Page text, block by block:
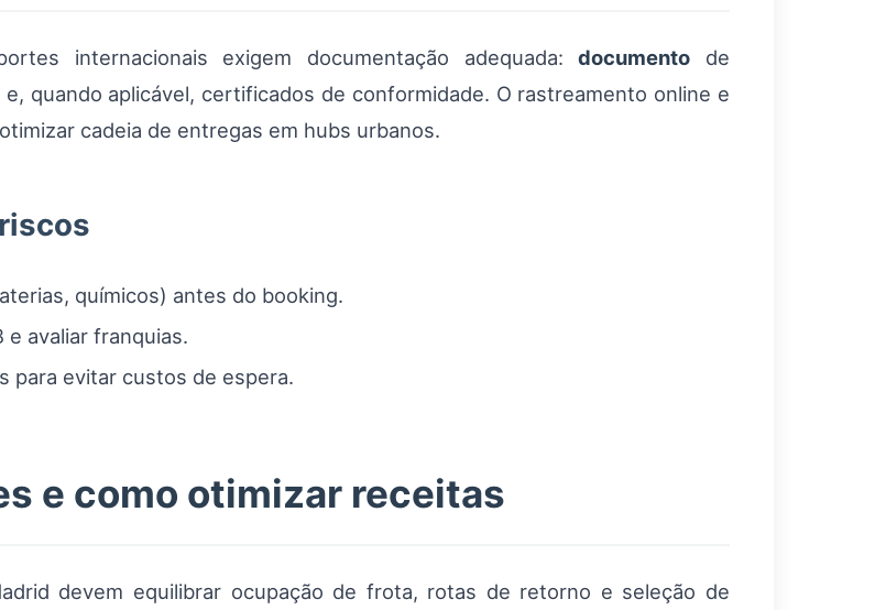
internacionais exigem documentação adequada:documento de
quando aplicável, certificados de conformidade. O rastreamento online e
cadeia de entregas em hubs urbanos.
químicos) antes do booking.
e avaliar franquias.
para evitar custos de espera.
e como otimizar receitas
devem equilibrar ocupação de frota, rotas de retorno e seleção de